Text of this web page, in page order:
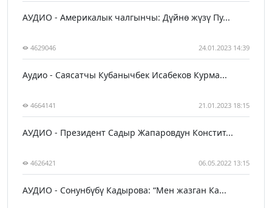
АУДИО - Америкалык чалгынчы: Дүйнө жүзү Пу...
4629046 24.01.2023 14:39
Аудио - Саясатчы Кубанычбек Исабеков Курма...
4664141 21.01.2023 18:15
АУДИО - Президент Садыр Жапаровдун Констит...
4626421 06.05.2022 13:15
АУДИО - Сонунбүбү Кадырова: “Мен жазган Ка...